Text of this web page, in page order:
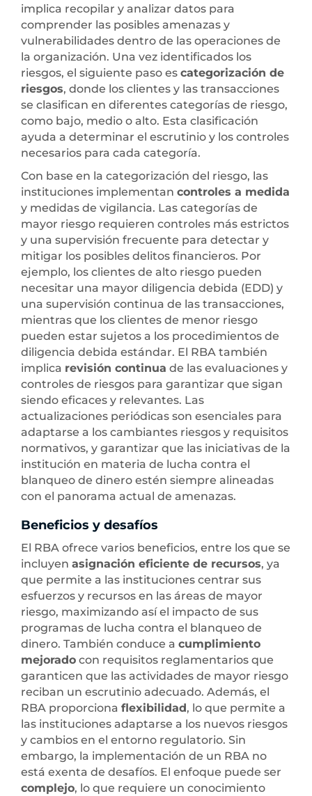
implica recopilar y analizar datos para
comprender las posibles amenazas y
vulnerabilidades dentro de las operaciones de
la organización. Una vez identificados los
riesgos, el siguiente paso es categorización de
riesgos, donde los clientes y las transacciones
se clasifican en diferentes categorías de riesgo,
como bajo, medio o alto. Esta clasificación
ayuda a determinar el escrutinio y los controles
necesarios para cada categoría.
Con base en la categorización del riesgo, las
instituciones implementan controles a medida
y medidas de vigilancia. Las categorías de
mayor riesgo requieren controles más estrictos
y una supervisión frecuente para detectar y
mitigar los posibles delitos financieros. Por
ejemplo, los clientes de alto riesgo pueden
necesitar una mayor diligencia debida (EDD) y
una supervisión continua de las transacciones,
mientras que los clientes de menor riesgo
pueden estar sujetos a los procedimientos de
diligencia debida estándar. El RBA también
implica revisión continua de las evaluaciones y
controles de riesgos para garantizar que sigan
siendo eficaces y relevantes. Las
actualizaciones periódicas son esenciales para
adaptarse a los cambiantes riesgos y requisitos
normativos, y garantizar que las iniciativas de la
institución en materia de lucha contra el
blanqueo de dinero estén siempre alineadas
con el panorama actual de amenazas.
Beneficios y desafíos
El RBA ofrece varios beneficios, entre los que se
incluyen asignación eficiente de recursos, ya
que permite a las instituciones centrar sus
esfuerzos y recursos en las áreas de mayor
riesgo, maximizando así el impacto de sus
programas de lucha contra el blanqueo de
dinero. También conduce a cumplimiento
mejorado con requisitos reglamentarios que
garanticen que las actividades de mayor riesgo
reciban un escrutinio adecuado. Además, el
RBA proporciona flexibilidad , lo que permite a
las instituciones adaptarse a los nuevos riesgos
y cambios en el entorno regulatorio. Sin
embargo, la implementación de un RBA no
está exenta de desafíos. El enfoque puede ser
complejo, lo que requiere un conocimiento